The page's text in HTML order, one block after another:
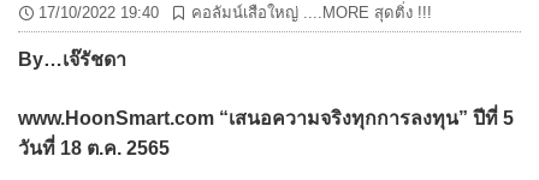
17/10/2022 19:40 คอลัมน์เสือใหญ่ ....MORE สุดติ่ง !!!
By…เจ๊รัชดา
www.HoonSmart.com “เสนอความจริงทุกการลงทุน” ปีที่ 5
วันที่ 18 ต.ค. 2565